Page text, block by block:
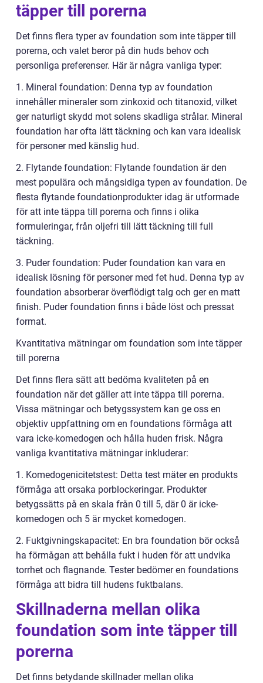
täpper till porerna
Det finns flera typer av foundation som inte täpper till
porerna, och valet beror på din huds behov och
personliga preferenser. Här är några vanliga typer:
1. Mineral foundation: Denna typ av foundation
innehåller mineraler som zinkoxid och titanoxid, vilket
ger naturligt skydd mot solens skadliga strålar. Mineral
foundation har ofta lätt täckning och kan vara idealisk
för personer med känslig hud.
2. Flytande foundation: Flytande foundation är den
mest populära och mångsidiga typen av foundation. De
flesta flytande foundationprodukter idag är utformade
för att inte täppa till porerna och finns i olika
formuleringar, från oljefri till lätt täckning till full
täckning.
3. Puder foundation: Puder foundation kan vara en
idealisk lösning för personer med fet hud. Denna typ av
foundation absorberar överflödigt talg och ger en matt
finish. Puder foundation finns i både löst och pressat
format.
Kvantitativa mätningar om foundation som inte täpper
till porerna
Det finns flera sätt att bedöma kvaliteten på en
foundation när det gäller att inte täppa till porerna.
Vissa mätningar och betygssystem kan ge oss en
objektiv uppfattning om en foundations förmåga att
vara icke-komedogen och hålla huden frisk. Några
vanliga kvantitativa mätningar inkluderar:
1. Komedogenicitetstest: Detta test mäter en produkts
förmåga att orsaka porblockeringar. Produkter
betygssätts på en skala från 0 till 5, där 0 är icke-
komedogen och 5 är mycket komedogen.
2. Fuktgivningskapacitet: En bra foundation bör också
ha förmågan att behålla fukt i huden för att undvika
torrhet och flagnande. Tester bedömer en foundations
förmåga att bidra till hudens fuktbalans.
Skillnaderna mellan olika
foundation som inte täpper till
porerna
Det finns betydande skillnader mellan olika